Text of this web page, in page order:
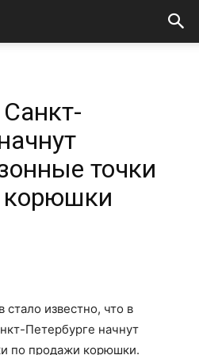
точки
корюшки
известно, что в
Петербурге начнут
по продажи корюшки.